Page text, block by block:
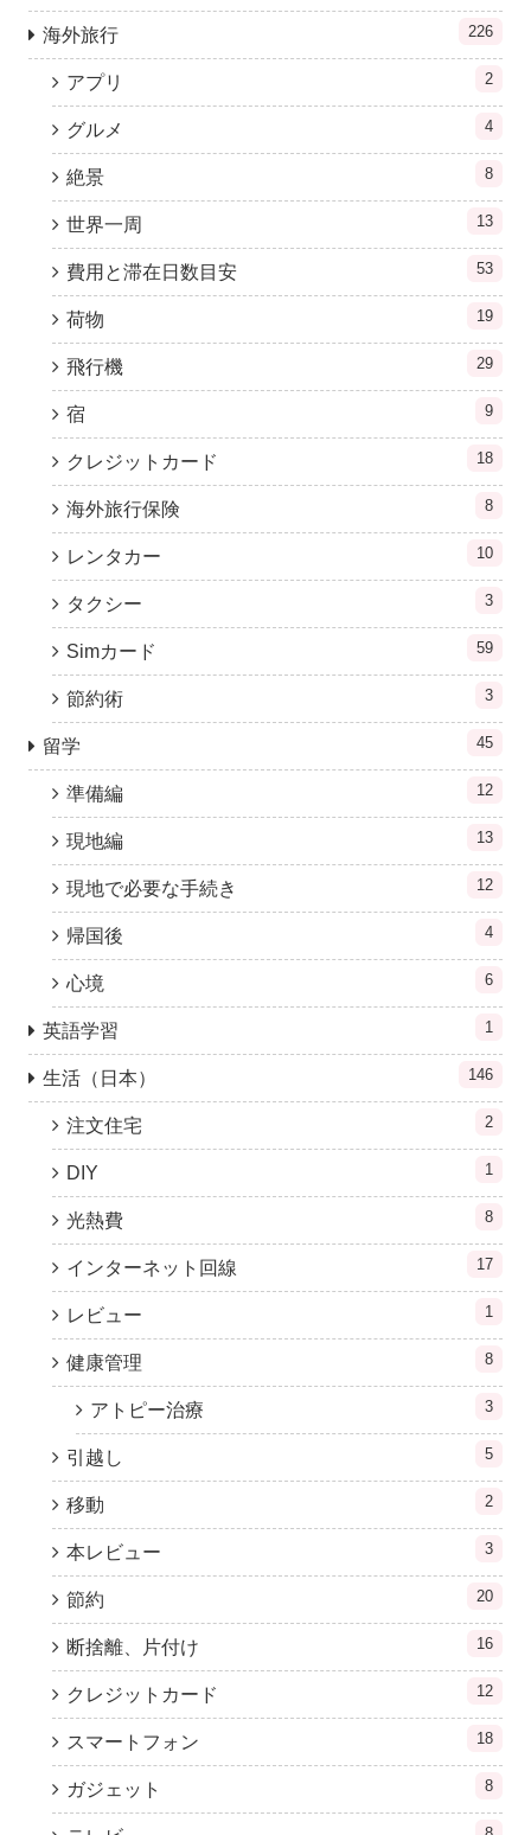
海外旅行 226
アプリ 2
グルメ 4
絶景 8
世界一周 13
費用と滞在日数目安 53
荷物 19
飛行機 29
宿 9
クレジットカード 18
海外旅行保険 8
レンタカー 10
タクシー 3
Simカード 59
節約術 3
留学 45
準備編 12
現地編 13
現地で必要な手続き 12
帰国後 4
心境 6
英語学習 1
生活（日本） 146
注文住宅 2
DIY 1
光熱費 8
インターネット回線 17
レビュー 1
健康管理 8
アトピー治療 3
引越し 5
移動 2
本レビュー 3
節約 20
断捨離、片付け 16
クレジットカード 12
スマートフォン 18
ガジェット 8